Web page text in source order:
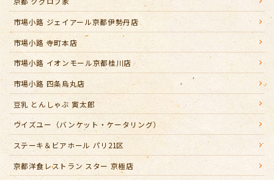
市場小路 ジェイアール京都伊勢丹店
市場小路 寺町本店
市場小路 イオンモール京都桂川店
市場小路 四条烏丸店
豆乳 とんしゃぶ 寅太郎
ウイズユー（バンケット・ケータリング）
ステーキ＆ビアホール パリ21区
京都洋食レストラン スター 京極店